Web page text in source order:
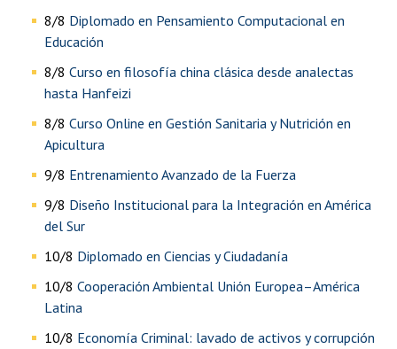
8/8 Diplomado en Pensamiento Computacional en
Educación
8/8 Curso en filosofía china clásica desde analectas
hasta Hanfeizi
8/8 Curso Online en Gestión Sanitaria y Nutrición en
Apicultura
9/8 Entrenamiento Avanzado de la Fuerza
9/8 Diseño Institucional para la Integración en América
del Sur
10/8 Diplomado en Ciencias y Ciudadanía
10/8 Cooperación Ambiental Unión Europea–América
Latina
10/8 Economía Criminal: lavado de activos y corrupción